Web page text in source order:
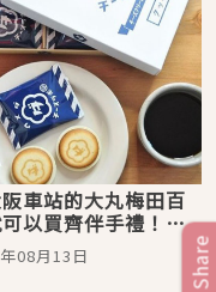
車站的大丸梅田百
以買齊伴手禮！
年夏天日本超人氣甜
08月13日 Share